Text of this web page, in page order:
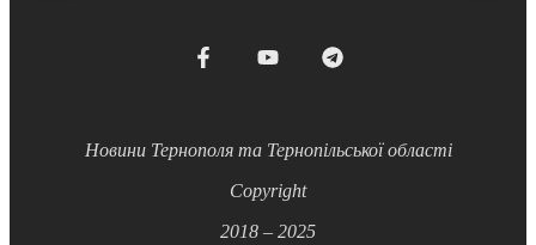
Новини Тернополя та Тернопільської області
Copyright
2018 – 2025